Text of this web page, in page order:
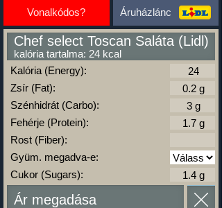
Vonalkódos? Áruházlánc
Chef select Toscan Saláta (Lidl)
kalória tartalma: 24 kcal
Kalória (Energy):
Zsír (Fat):
Szénhidrát (Carbo):
Fehérje (Protein):
Rost (Fiber):
Gyüm. megadva-e:
Cukor (Sugars):
Ár megadása